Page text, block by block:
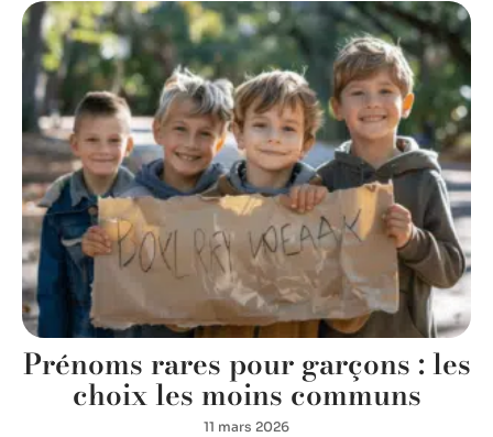
Prénoms rares pour garçons : les
choix les moins communs
11 mars 2026